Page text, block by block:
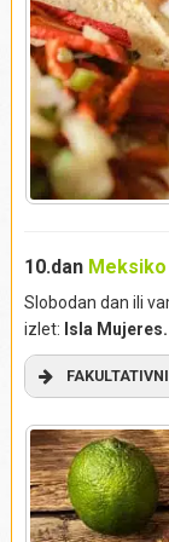
10.dan Meksiko
Slobodan dan ili
izlet: Isla
U jutarnjim
na “Ostrvo
transfer do luke
vožnje od oko
hotela i